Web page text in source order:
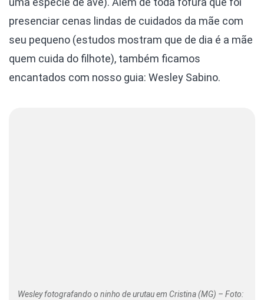
presenciar cenas lindas de cuidados da mãe com
seu pequeno (estudos mostram que de dia é a mãe
quem cuida do filhote), também ficamos
encantados com nosso guia: Wesley Sabino.
Wesley fotografando o ninho de urutau em Cristina (MG) – Foto: